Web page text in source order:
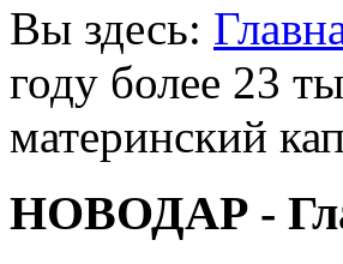
Вы здесь:
году более 23
материнский
НОВОДАР -